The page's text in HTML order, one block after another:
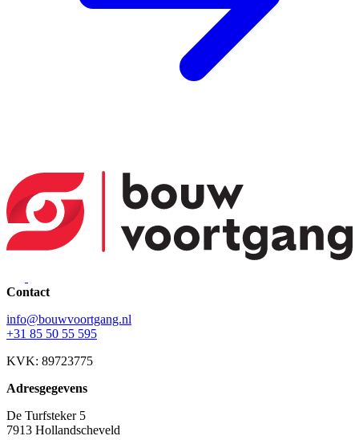
Contact
info@bouwvoortgang.nl
+31 85 50 55 595
KVK: 89723775
Adresgegevens
De Turfsteker 5
7913 Hollandscheveld